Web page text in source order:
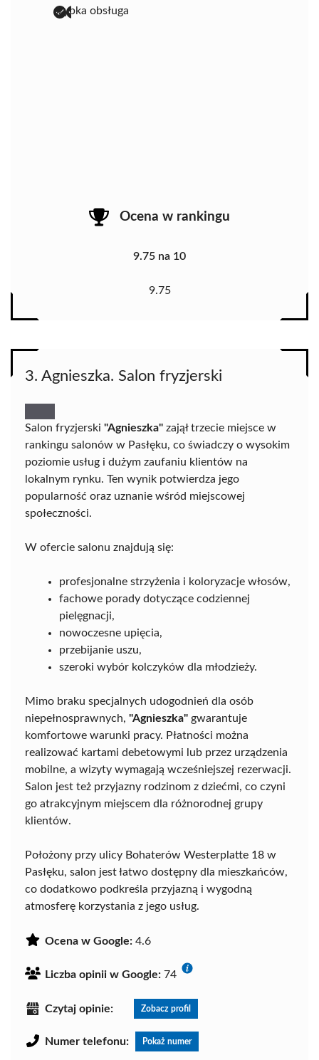
szybka obsługa
Ocena w rankingu
9.75 na 10
9.75
3. Agnieszka. Salon fryzjerski
Salon fryzjerski "Agnieszka" zajął trzecie miejsce w
rankingu salonów w Pasłęku, co świadczy o wysokim
poziomie usług i dużym zaufaniu klientów na
lokalnym rynku. Ten wynik potwierdza jego
popularność oraz uznanie wśród miejscowej
społeczności.
W ofercie salonu znajdują się:
profesjonalne strzyżenia i koloryzacje włosów,
fachowe porady dotyczące codziennej
pielęgnacji,
nowoczesne upięcia,
przebijanie uszu,
szeroki wybór kolczyków dla młodzieży.
Mimo braku specjalnych udogodnień dla osób
niepełnosprawnych, "Agnieszka" gwarantuje
komfortowe warunki pracy. Płatności można
realizować kartami debetowymi lub przez urządzenia
mobilne, a wizyty wymagają wcześniejszej rezerwacji.
Salon jest też przyjazny rodzinom z dziećmi, co czyni
go atrakcyjnym miejscem dla różnorodnej grupy
klientów.
Położony przy ulicy Bohaterów Westerplatte 18 w
Pasłęku, salon jest łatwo dostępny dla mieszkańców,
co dodatkowo podkreśla przyjazną i wygodną
atmosferę korzystania z jego usług.
Ocena w Google: 4.6
Liczba opinii w Google: 74
Czytaj opinie: Zobacz profil
Numer telefonu: Pokaż numer